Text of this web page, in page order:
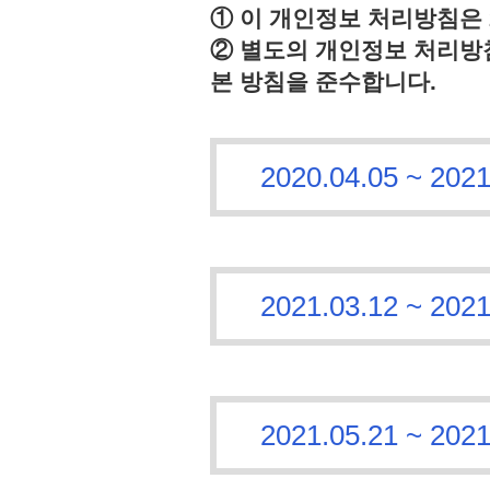
① 이 개인정보 처리방침은
② 별도의 개인정보 처리방
본 방침을 준수합니다.
2020.04.05 ~
2021.03.12 ~
2021.05.21 ~